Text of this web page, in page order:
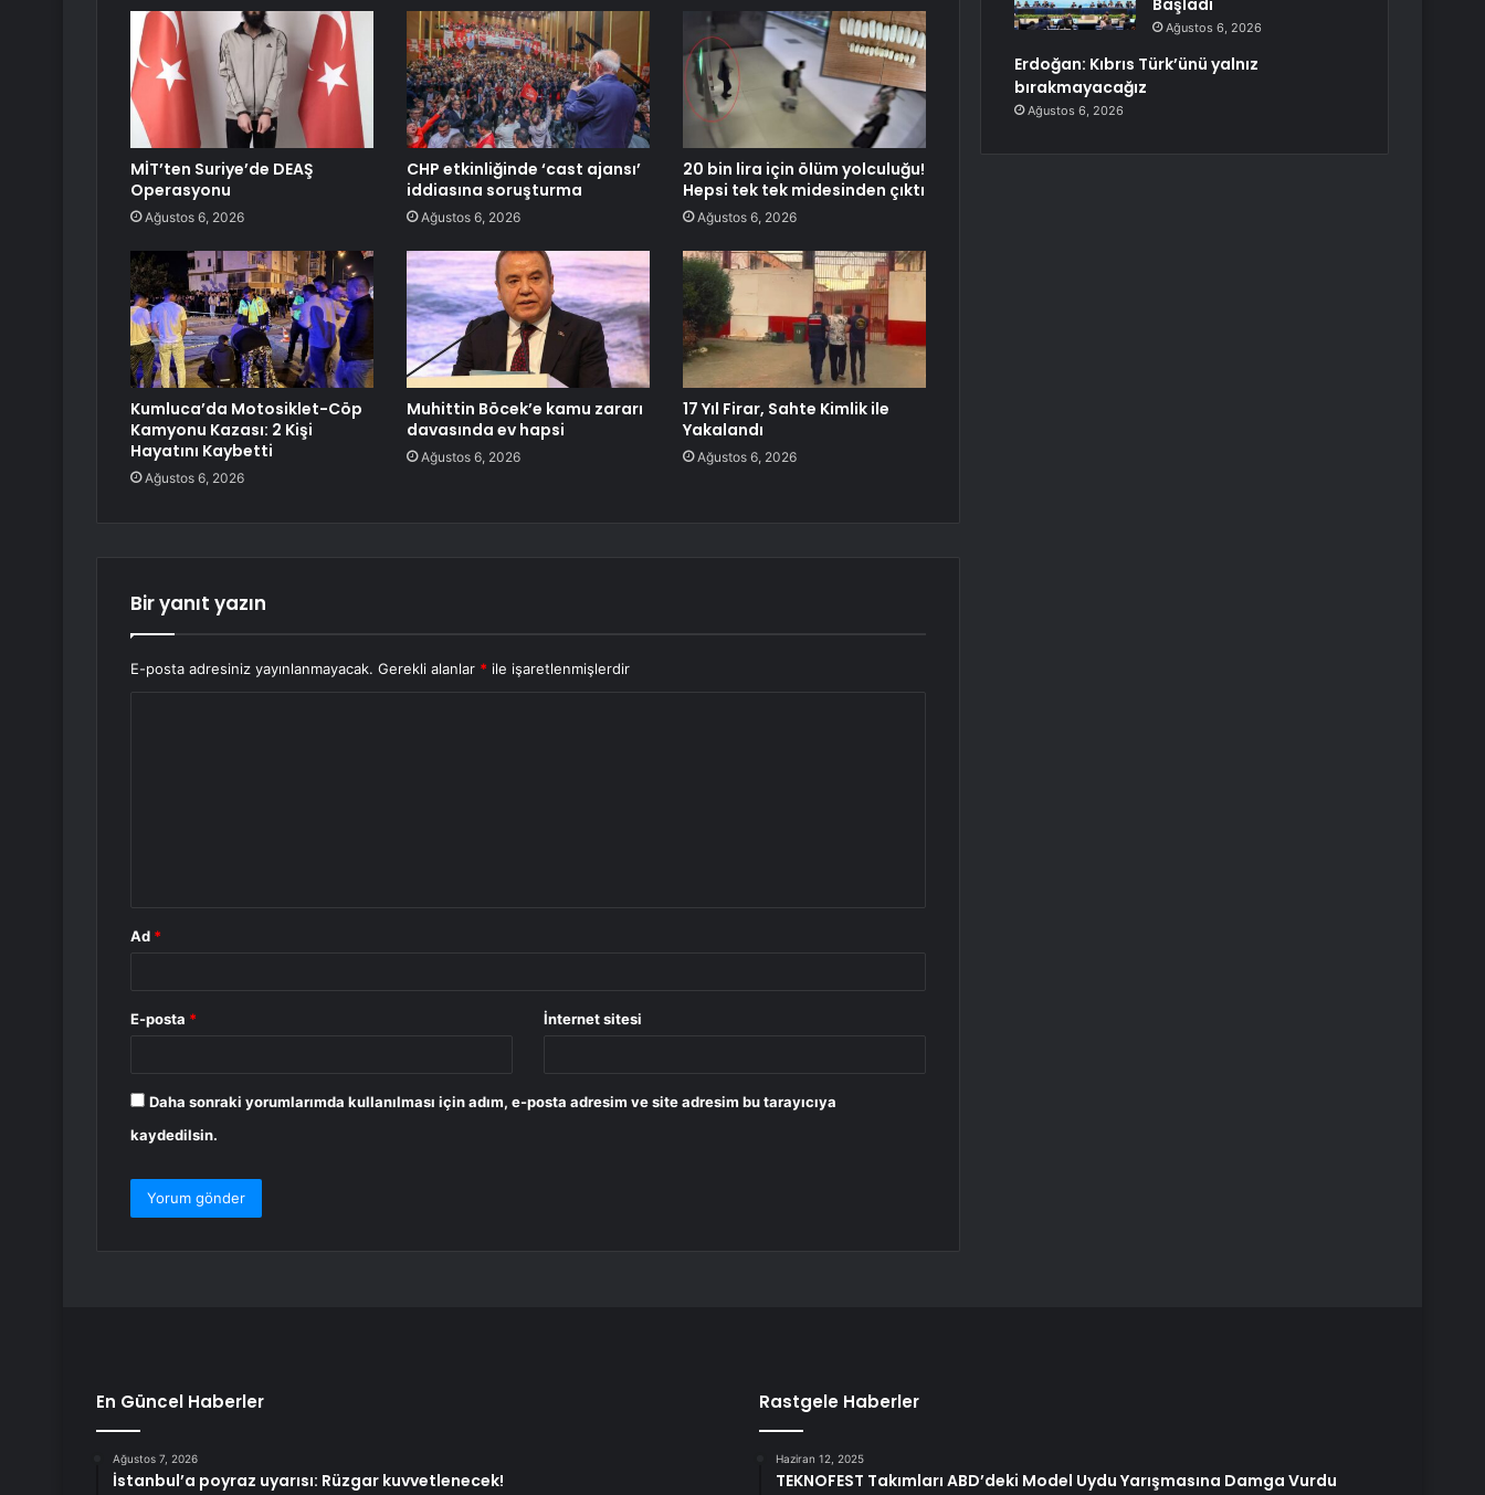
MİT’ten Suriye’de DEAŞ
Operasyonu
Ağustos 6, 2026
CHP etkinliğinde ‘cast ajansı’
iddiasına soruşturma
Ağustos 6, 2026
20 bin lira için ölüm yolculuğu!
Hepsi tek tek midesinden çıktı
Ağustos 6, 2026
Kumluca’da Motosiklet-Cöp
Kamyonu Kazası: 2 Kişi
Hayatını Kaybetti
Ağustos 6, 2026
Muhittin Böcek’e kamu zararı
davasında ev hapsi
Ağustos 6, 2026
17 Yıl Firar, Sahte Kimlik ile
Yakalandı
Ağustos 6, 2026
Bir yanıt yazın
E-posta adresiniz yayınlanmayacak. Gerekli alanlar * ile işaretlenmişlerdir
Ad *
E-posta * İnternet sitesi
Daha sonraki yorumlarımda kullanılması için adım, e-posta adresim ve site adresim bu tarayıcıya
kaydedilsin.
Başladı
Ağustos 6, 2026
Erdoğan: Kıbrıs Türk’ünü yalnız
bırakmayacağız
Ağustos 6, 2026
En Güncel Haberler
Ağustos 7, 2026
İstanbul’a poyraz uyarısı: Rüzgar kuvvetlenecek!
Rastgele Haberler
Haziran 12, 2025
TEKNOFEST Takımları ABD’deki Model Uydu Yarışmasına Damga Vurdu